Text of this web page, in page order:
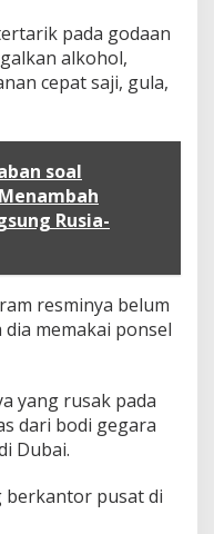
pada godaan
alkohol,
cepat saji, gula,
soal
Rusia-
resminya belum
memakai ponsel
yang rusak pada
dari bodi gegara
Dubai.
berkantor pusat di